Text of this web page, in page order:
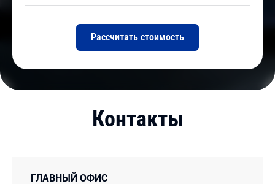
Рассчитать стоимость
Контакты
ГЛАВНЫЙ ОФИС